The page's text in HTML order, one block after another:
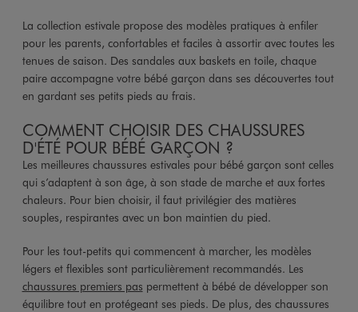
La collection estivale propose des modèles pratiques à enfiler
pour les parents, confortables et faciles à assortir avec toutes les
tenues de saison. Des sandales aux baskets en toile, chaque
paire accompagne votre bébé garçon dans ses découvertes tout
en gardant ses petits pieds au frais.
COMMENT CHOISIR DES CHAUSSURES
D'ÉTÉ POUR BÉBÉ GARÇON ?
Les meilleures chaussures estivales pour bébé garçon sont celles
qui s’adaptent à son âge, à son stade de marche et aux fortes
chaleurs. Pour bien choisir, il faut privilégier des matières
souples, respirantes avec un bon maintien du pied.
Pour les tout-petits qui commencent à marcher, les modèles
légers et flexibles sont particulièrement recommandés. Les
chaussures premiers pas permettent à bébé de développer son
équilibre tout en protégeant ses pieds. De plus, des chaussures